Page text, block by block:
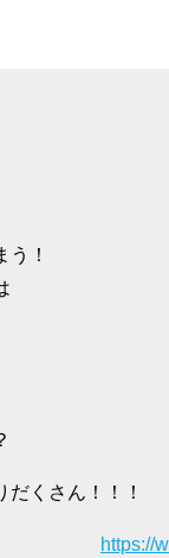
！
くさん！！！
https://